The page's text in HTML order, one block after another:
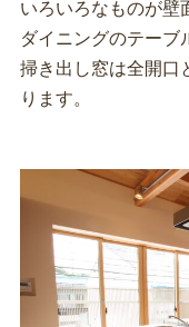
いろいろなものが壁
ダイニングのテーブ
掃き出し窓は全開口
ります。